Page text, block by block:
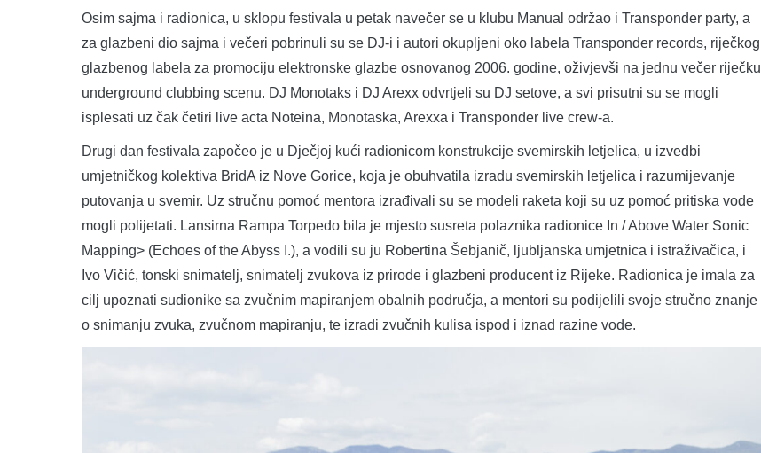
Osim sajma i radionica, u sklopu festivala u petak navečer se u klubu Manual održao i Transponder party, a
za glazbeni dio sajma i večeri pobrinuli su se DJ-i i autori okupljeni oko labela Transponder records, riječkog
glazbenog labela za promociju elektronske glazbe osnovanog 2006. godine, oživjevši na jednu večer riječku
underground clubbing scenu. DJ Monotaks i DJ Arexx odvrtjeli su DJ setove, a svi prisutni su se mogli
isplesati uz čak četiri live acta Noteina, Monotaska, Arexxa i Transponder live crew-a.
Drugi dan festivala započeo je u Dječjoj kući radionicom konstrukcije svemirskih letjelica, u izvedbi
umjetničkog kolektiva BridA iz Nove Gorice, koja je obuhvatila izradu svemirskih letjelica i razumijevanje
putovanja u svemir. Uz stručnu pomoć mentora izrađivali su se modeli raketa koji su uz pomoć pritiska vode
mogli polijetati. Lansirna Rampa Torpedo bila je mjesto susreta polaznika radionice In / Above Water Sonic
Mapping> (Echoes of the Abyss I.), a vodili su ju Robertina Šebjanič, ljubljanska umjetnica i istraživačica, i
Ivo Vičić, tonski snimatelj, snimatelj zvukova iz prirode i glazbeni producent iz Rijeke. Radionica je imala za
cilj upoznati sudionike sa zvučnim mapiranjem obalnih područja, a mentori su podijelili svoje stručno znanje
o snimanju zvuka, zvučnom mapiranju, te izradi zvučnih kulisa ispod i iznad razine vode.